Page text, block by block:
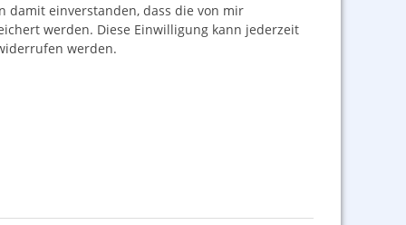
einverstanden, dass die von mir
werden. Diese Einwilligung kann jederzeit
werden.